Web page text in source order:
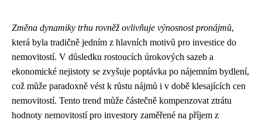
Změna dynamiky trhu rovněž ovlivňuje výnosnost pronájmů,
která byla tradičně jedním z hlavních motivů pro investice do
nemovitostí. V důsledku rostoucích úrokových sazeb a
ekonomické nejistoty se zvyšuje poptávka po nájemním bydlení,
což může paradoxně vést k růstu nájmů i v době klesajících cen
nemovitostí. Tento trend může částečně kompenzovat ztrátu
hodnoty nemovitostí pro investory zaměřené na příjem z